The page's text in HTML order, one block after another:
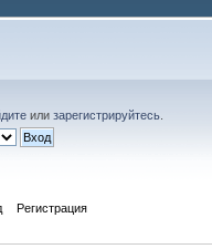
или зарегистрируйтесь.
Регистрация